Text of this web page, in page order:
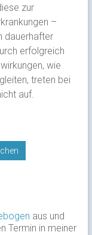
zur
–
dauerhafter
erfolgreich
wie
treten bei
auf.
aus und
Termin in meiner